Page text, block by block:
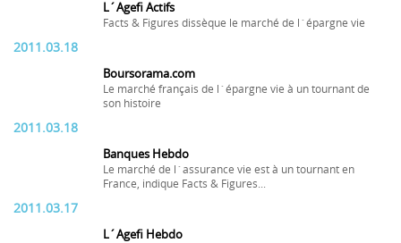
L´Agefi Actifs
Facts & Figures dissèque le marché de l´épargne vie
2011.03.18
Boursorama.com
Le marché français de l´épargne vie à un tournant de
son histoire
2011.03.18
Banques Hebdo
Le marché de l´assurance vie est à un tournant en
France, indique Facts & Figures...
2011.03.17
L´Agefi Hebdo